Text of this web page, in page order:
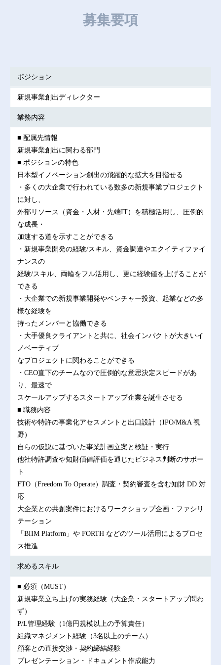
募集要項
ポジション
新規事業創出ディレクター
業務内容
■ 配属先情報
新規事業創出に関わる部門
■ ポジションの特色
日本型イノベーション創出の飛躍的な拡大を目指せる
・多くの大企業で行われている数多の新規事業プロジェクト
に対し、
外部リソース（資金・人材・先端IT）を積極活用し、圧倒的
な成長・
加速する道を示すことができる
・新規事業開発の経験/スキル、資金調達やエクイティファイ
ナンスの
経験/スキル、両輪をフル活用し、更に経験値を上げることが
できる
・大企業での新規事業開発やベンチャー投資、起業などの多
様な経験を
持ったメンバーと協働できる
・大手優良クライアントと共に、社会インパクトが大きいイ
ノベーティブ
なプロジェクトに関わることができる
・CEO直下のチームなので圧倒的な意思決定スピードがあ
り、最速で
スケールアップするスタートアップ企業を誕生させる
■ 職務内容
技術や特許の事業化アセスメントと出口設計（IPO/M&A 視
野）
自らの仮説に基づいた事業計画立案と検証・実行
他社特許調査や知財価値評価を通じたビジネス判断のサポー
ト
FTO（Freedom To Operate）調査・契約審査を含む知財 DD 対
応
大企業との共創案件におけるワークショップ企画・ファシリ
テーション
「BIIM Platform」や FORTH などのツール活用によるプロセ
ス推進
求めるスキル
■ 必須（MUST）
新規事業立ち上げの実務経験（大企業・スタートアップ問わ
ず）
P/L管理経験（1億円規模以上の予算責任）
組織マネジメント経験（3名以上のチーム）
顧客との直接交渉・契約締結経験
プレゼンテーション・ドキュメント作成能力